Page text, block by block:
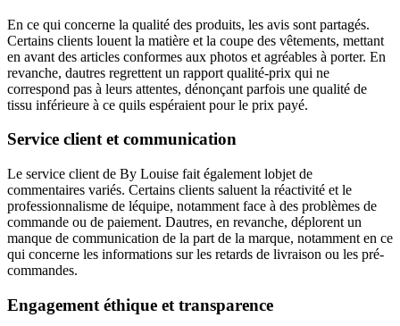
En ce qui concerne la qualité des produits, les avis sont partagés.
Certains clients louent la matière et la coupe des vêtements, mettant
en avant des articles conformes aux photos et agréables à porter. En
revanche, dautres regrettent un rapport qualité-prix qui ne
correspond pas à leurs attentes, dénonçant parfois une qualité de
tissu inférieure à ce quils espéraient pour le prix payé.
Service client et communication
Le service client de By Louise fait également lobjet de
commentaires variés. Certains clients saluent la réactivité et le
professionnalisme de léquipe, notamment face à des problèmes de
commande ou de paiement. Dautres, en revanche, déplorent un
manque de communication de la part de la marque, notamment en ce
qui concerne les informations sur les retards de livraison ou les pré-
commandes.
Engagement éthique et transparence